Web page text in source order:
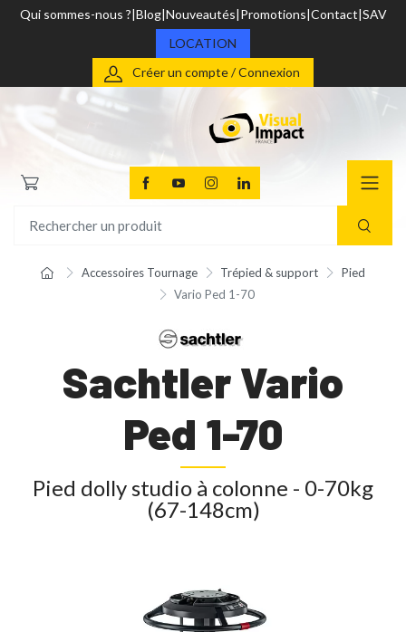
Qui sommes-nous ? Blog Nouveautés Promotions Contact SAV
LOCATION
Créer un compte / Connexion
Accessoires Tournage Trépied & support
Pied
Vario Ped 1-70
Sachtler Vario
Ped 1-70
Pied dolly studio à colonne - 0-70kg
(67-148cm)